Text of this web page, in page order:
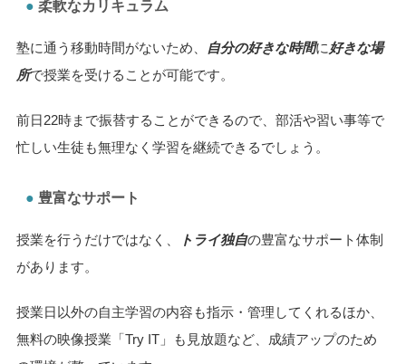
柔軟なカリキュラム
塾に通う移動時間がないため、 自分の好きな時間に好きな場
所で授業を受けることが可能です。
前日22時まで振替することができるので、部活や習い事等で
忙しい生徒も無理なく学習を継続できるでしょう。
豊富なサポート
授業を行うだけではなく、 トライ独自の豊富なサポート体制
があります。
授業日以外の自主学習の内容も指示・管理してくれるほか、
無料の映像授業「Try IT」も見放題など、成績アップのため